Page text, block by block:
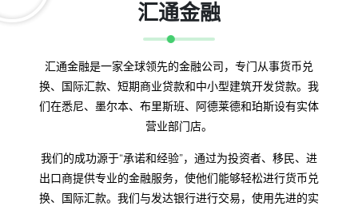
46.6800
46.6800
3.7339
4.2025
汇通金融
汇通金融是一家全球领先的金融公司，专门从事货币兑
换、国际汇款、短期商业贷款和中小型建筑开发贷款。我
们在悉尼、墨尔本、布里斯班、阿德莱德和珀斯设有实体
营业部门店。
我们的成功源于“承诺和经验”，通过为投资者、移民、进
出口商提供专业的金融服务，使他们能够轻松进行货币兑
换、国际汇款。我们与发达银行进行交易，使用先进的实